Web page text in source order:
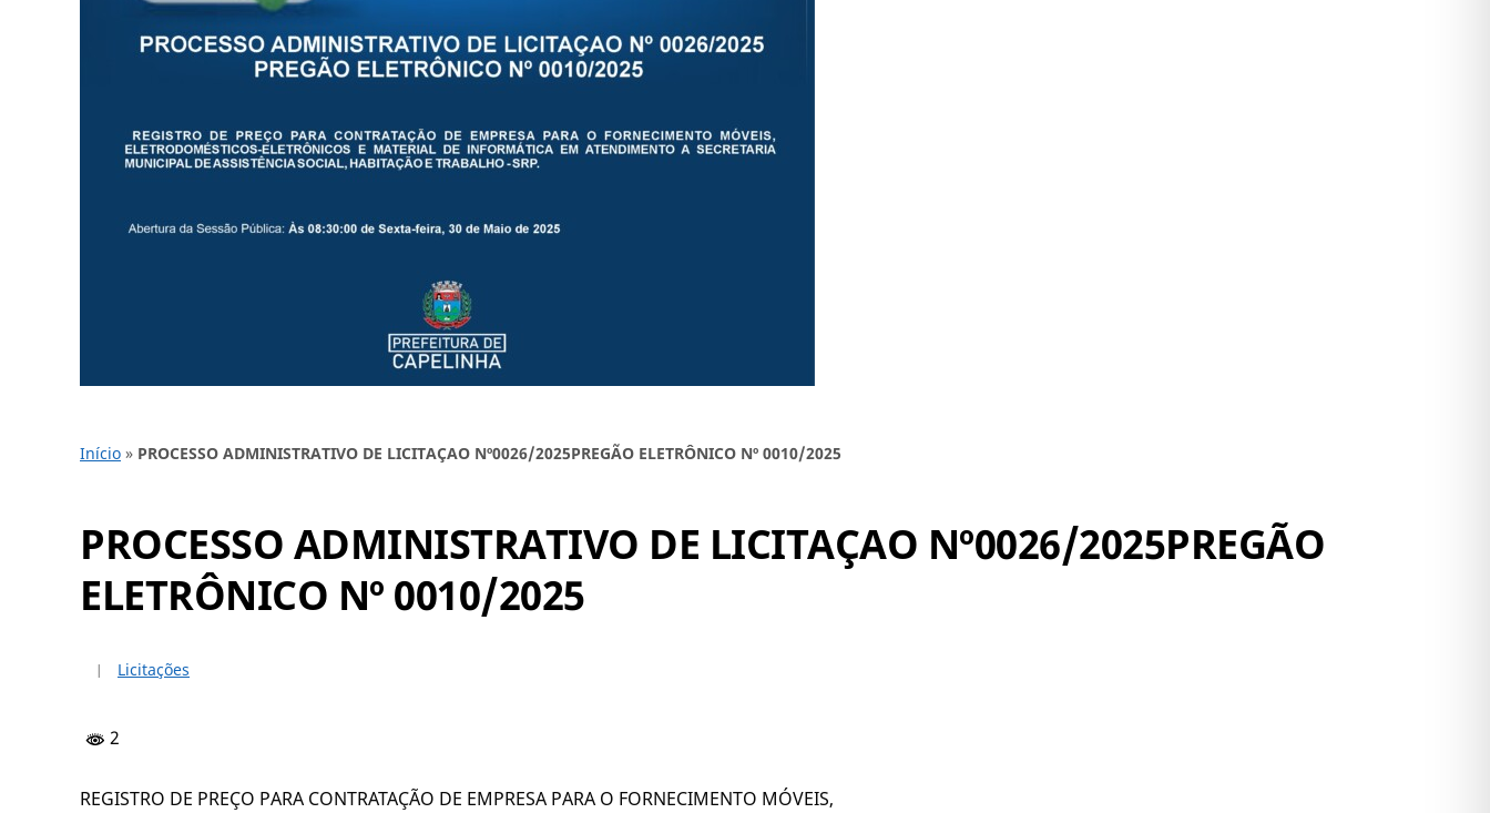
Início » PROCESSO ADMINISTRATIVO DE LICITAÇAO Nº0026/2025PREGÃO ELETRÔNICO Nº 0010/2025
PROCESSO ADMINISTRATIVO DE LICITAÇAO Nº0026/2025PREGÃO
ELETRÔNICO Nº 0010/2025
Licitações
2
REGISTRO DE PREÇO PARA CONTRATAÇÃO DE EMPRESA PARA O FORNECIMENTO MÓVEIS,